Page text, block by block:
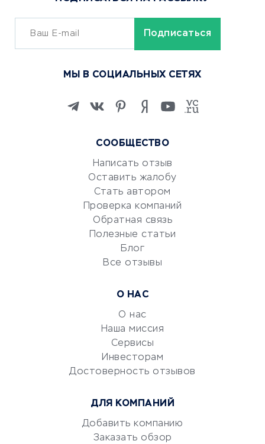
Сервисы доставки
ОБУЧЕНИЕ И РАБОТА
Изучение иностранных
Маркетинг и продажи
Репетиторство
Красота и здоровье
Сервисы по поиску работы
Сетевой маркетинг
УСЛУГИ ДЛЯ БИЗНЕСА
документооборот
Консалтинговые компании
Аудиторские компании
Бухгалтерия онлайн
СООБЩЕСТВО
Написать отзыв
Оставить жалобу
Стать автором
Проверка компаний
Обратная связь
Полезные статьи
Блог
Все отзывы
О НАС
О нас
Наша миссия
Сервисы
Инвесторам
Достоверность отзывов
ДЛЯ КОМПАНИЙ
Добавить компанию
Заказать обзор
МЫ В СОЦИАЛЬНЫХ СЕТЯХ